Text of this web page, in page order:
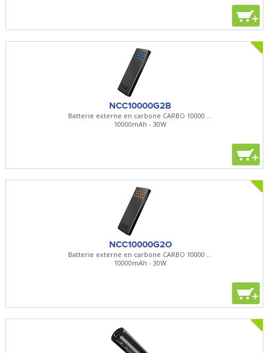
+
NCC10000G2B
Batterie externe en carbone CARBO 10000 ...
10000mAh - 30W
+
NCC10000G2O
Batterie externe en carbone CARBO 10000 ...
10000mAh - 30W
+